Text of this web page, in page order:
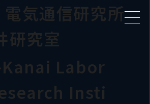
気通信研究所
研究室
Labor
Insti